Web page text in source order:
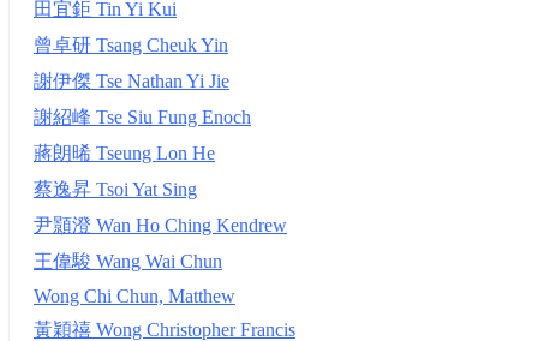
田宜鉅 Tin Yi Kui
曾卓研 Tsang Cheuk Yin
謝伊傑 Tse Nathan Yi Jie
謝紹峰 Tse Siu Fung Enoch
蔣朗晞 Tseung Lon He
蔡逸昇 Tsoi Yat Sing
尹顥澄 Wan Ho Ching Kendrew
王偉駿 Wang Wai Chun
Wong Chi Chun, Matthew
黃穎禧 Wong Christopher Francis